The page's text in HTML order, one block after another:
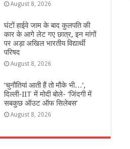
August 8, 2026
घंटों हाईवे जाम के बाद कुलपति की
कार के आगे लेट गए छात्र, इन मांगों
पर अड़ा अखिल भारतीय विद्यार्थी
परिषद
August 8, 2026
‘चुनौतियां आती हैं तो मौके भी…’,
दिल्ली-IIT में मोदी बोले- ‘जिंदगी में
सबकुछ ऑउट ऑफ सिलेबस’
August 8, 2026